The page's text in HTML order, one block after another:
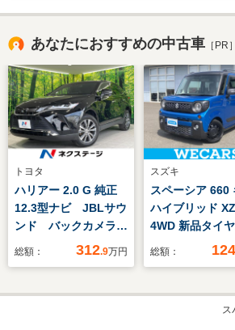
あなたにおすすめの中古車 ［PR］
トヨタ
ハリアー 2.0 G 純正
12.3型ナビ JBLサウ
ンド バックカメラ
レーダクルーズコント
ー ETC ドラレコ
総額： 312.9万円
スズキ
スペーシア 660
ハイブリッド XZ
4WD 新品タイ
メモリーナビ/
ア/シートヒー
席/車線逸脱防
総額： 124
ス